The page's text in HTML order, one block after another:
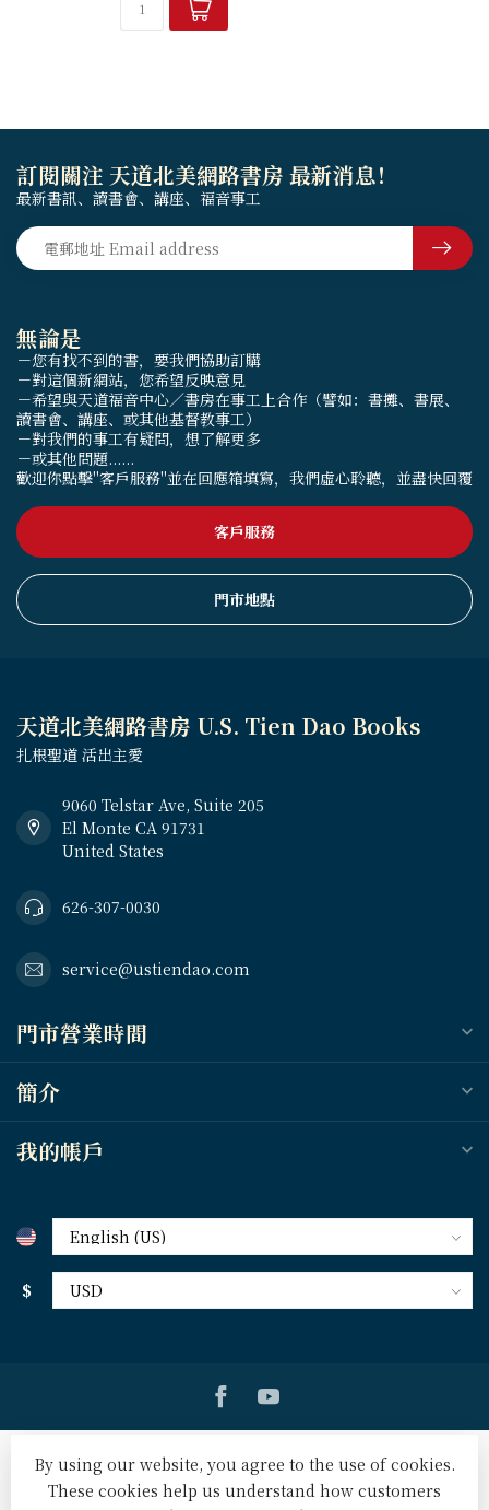
無論是
－您有找不到的書，要我們協助訂購
－對這個新網站，您希望反映意見
－希望與天道福音中心／書房在事工上合作（譬如：書攤、書展、
讀書會、講座、或其他基督教事工）
－對我們的事工有疑問，想了解更多
－或其他問題......
歡迎你點擊"客戶服務"並在回應箱填寫，我們虛心聆聽，並盡快回覆
客戶服務
門市地點
訂閱關注 天道北美網路書房 最新消息！
最新書訊、讀書會、講座、福音事工
天道北美網路書房 U.S. Tien Dao Books
扎根聖道 活出主愛
9060 Telstar Ave, Suite 205
El Monte CA 91731
United States
626-307-0030
service@ustiendao.com
門市營業時間
簡介
我的帳戶
$
By using our website, you agree to the use of cookies.
These cookies help us understand how customers